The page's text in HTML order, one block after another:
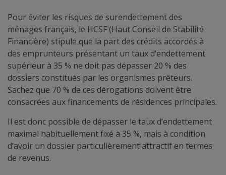
Pour éviter les risques de surendettement des
ménages français, le HCSF (Haut Conseil de Stabilité
Financière) stipule que la part des crédits accordés à
des emprunteurs présentant un taux d’endettement
supérieur à 35 % ne doit pas dépasser 20 % des
dossiers constitués par les organismes prêteurs.
Sachez que 70 % de ces dérogations doivent être
consacrées aux financements de résidences principales.
Il est donc possible de dépasser le taux d’endettement
maximal habituellement fixé à 35 %, mais à condition
d’avoir un dossier particulièrement attractif en termes
de revenus.